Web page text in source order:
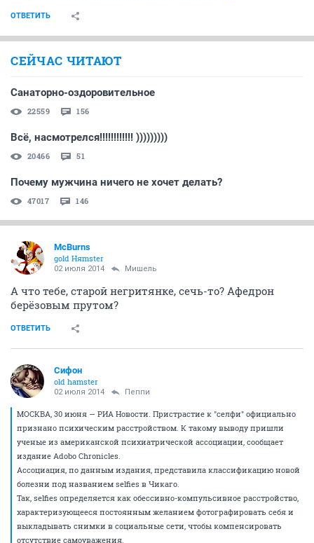
ОТВЕТИТЬ
СЕЙЧАС ЧИТАЮТ
Санаторно-оздоровительное
22559 156
Всё, насмотрелся!!!!!!!!!!!! )))))))))
20466 51
Почему мужчина ничего не хочет делать?
47017 146
McBurns
gold Няmster
02 июля 2014 Мишель
А что тебе, старой негритянке, сечь-то? Афедрон
берёзовым прутом?
ОТВЕТИТЬ
Сифон
old hamster
02 июля 2014 Пeппи
МОСКВА, 30 июня — РИА Новости. Пристрастие к "селфи" официально
признано психическим расстройством. К такому выводу пришли
ученые из американской психиатрической ассоциации, сообщает
издание Adobo Chronicles.
Ассоциация, по данным издания, представила классификацию новой
болезни под названием selfies в Чикаго.
Так, selfies определяется как обессивно-компульсивное расстройство,
характеризующееся постоянным желанием фотографировать себя и
выкладывать снимки в социальные сети, чтобы компенсировать
отсутствие самоуважения.